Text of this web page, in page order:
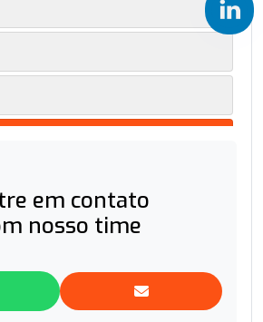
em contato
nosso time